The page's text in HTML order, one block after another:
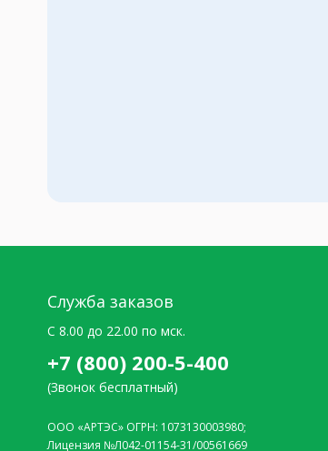
Служба заказов
C 8.00 до 22.00 по мск.
+7 (800) 200-5-400
(Звонок бесплатный)
ООО «АРТЭС» ОГРН: 1073130003980;
Лицензия №Л042-01154-31/00561669